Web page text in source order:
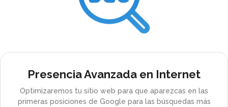
Presencia Avanzada en Internet
Optimizaremos tu sitio web para que aparezcas en las
primeras posiciones de Google para las búsquedas más